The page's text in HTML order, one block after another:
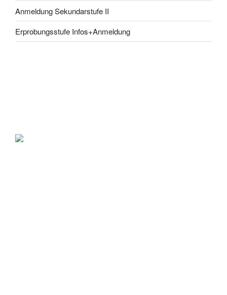
Anmeldung Sekundarstufe II
Erprobungsstufe Infos+Anmeldung